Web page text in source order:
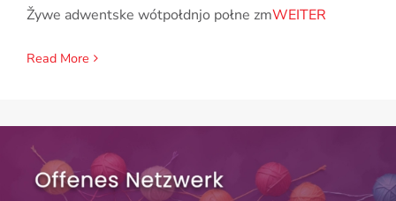
Žywe adwentske wótpołdnjo połne zmWEITER
Read More